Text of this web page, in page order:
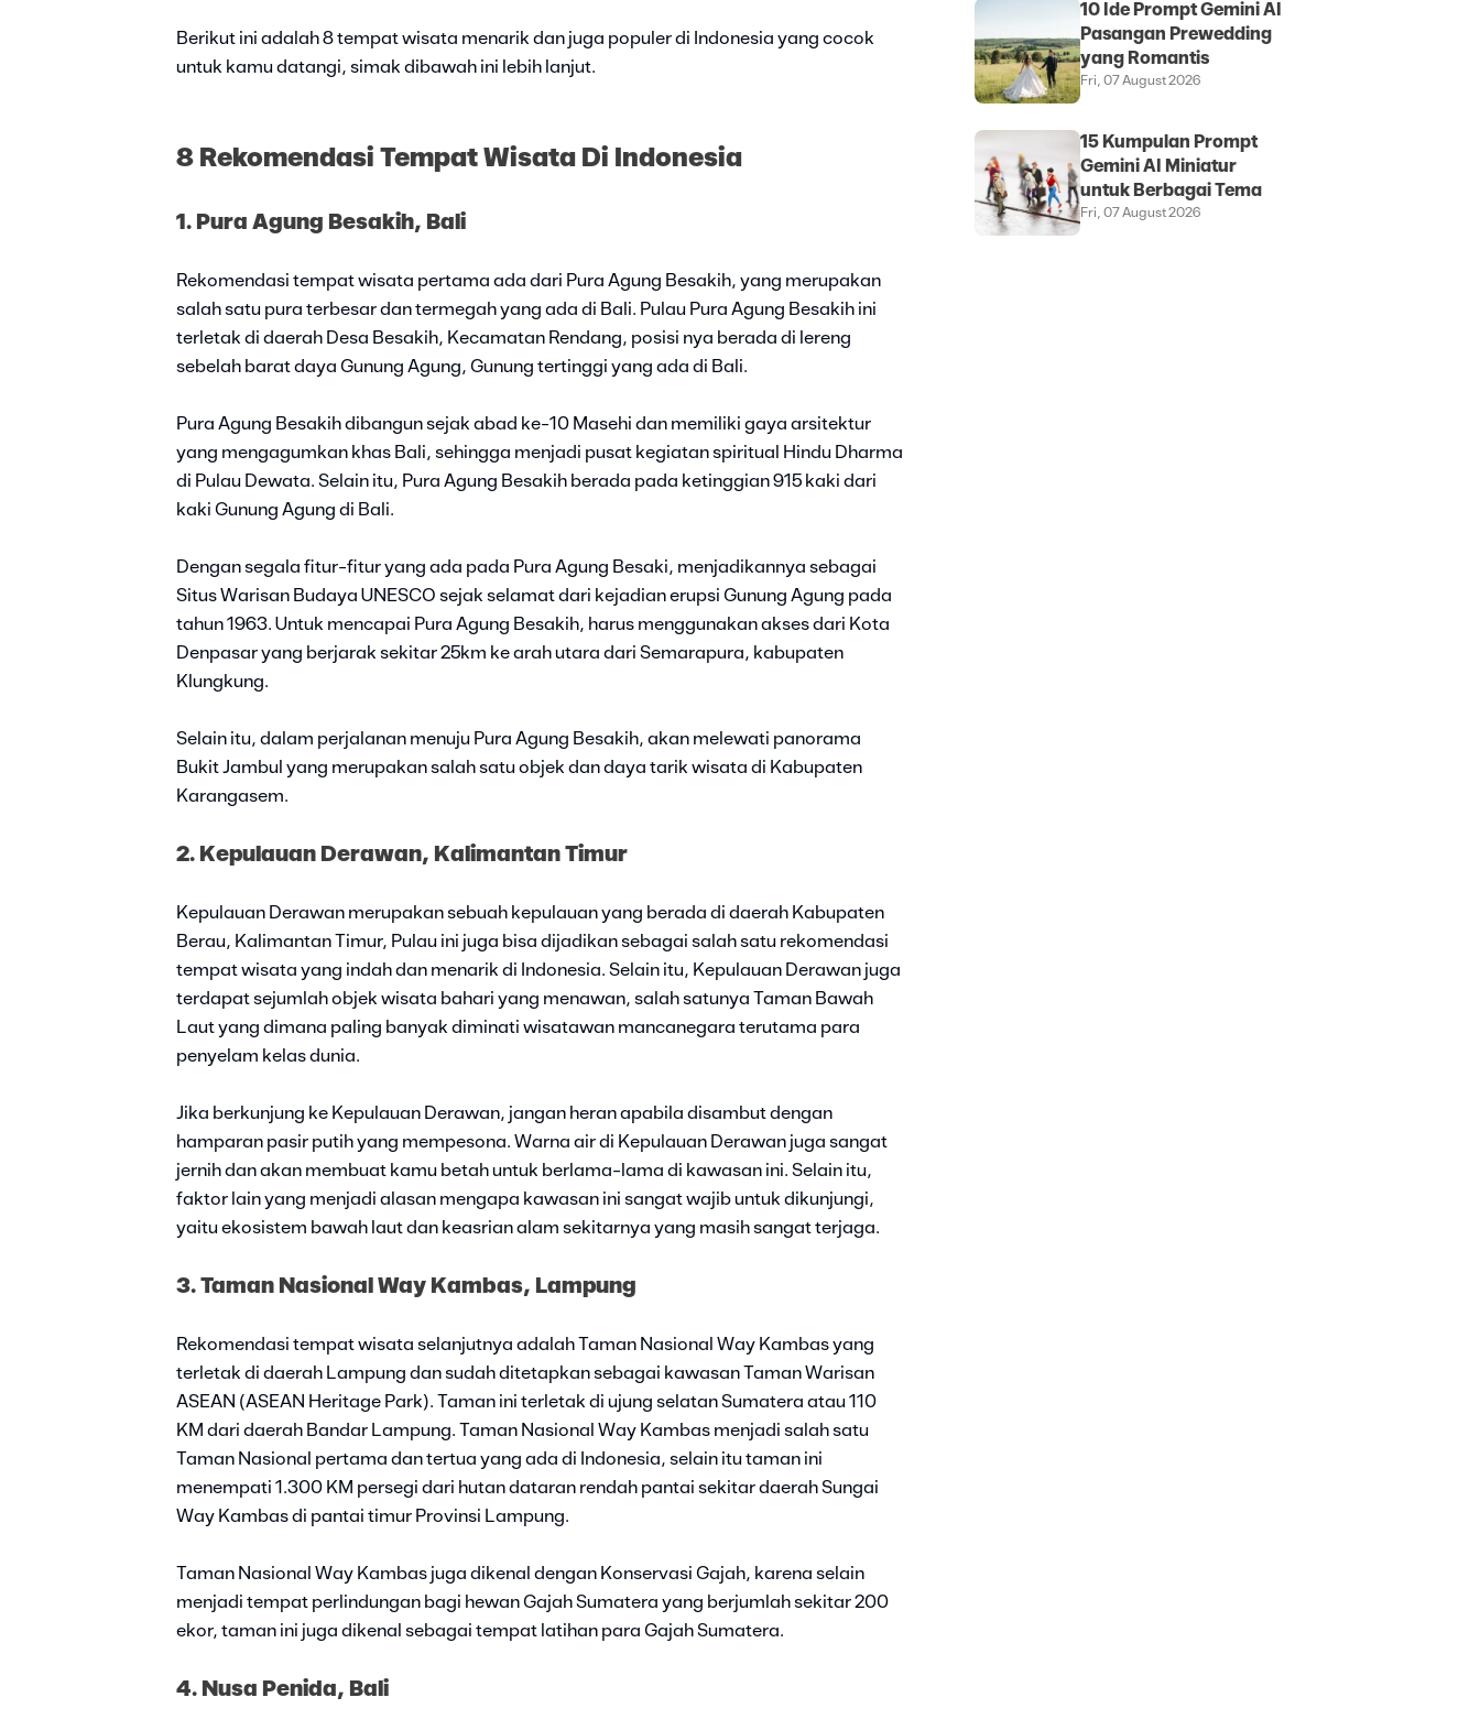
Berikut ini adalah 8 tempat wisata menarik dan juga populer di Indonesia yang cocok
untuk kamu datangi, simak dibawah ini lebih lanjut.
8 Rekomendasi Tempat Wisata Di Indonesia
1. Pura Agung Besakih, Bali
Rekomendasi tempat wisata pertama ada dari Pura Agung Besakih, yang merupakan
salah satu pura terbesar dan termegah yang ada di Bali. Pulau Pura Agung Besakih ini
terletak di daerah Desa Besakih, Kecamatan Rendang, posisi nya berada di lereng
sebelah barat daya Gunung Agung, Gunung tertinggi yang ada di Bali.
Pura Agung Besakih dibangun sejak abad ke-10 Masehi dan memiliki gaya arsitektur
yang mengagumkan khas Bali, sehingga menjadi pusat kegiatan spiritual Hindu Dharma
di Pulau Dewata. Selain itu, Pura Agung Besakih berada pada ketinggian 915 kaki dari
kaki Gunung Agung di Bali.
Dengan segala fitur-fitur yang ada pada Pura Agung Besaki, menjadikannya sebagai
Situs Warisan Budaya UNESCO sejak selamat dari kejadian erupsi Gunung Agung pada
tahun 1963. Untuk mencapai Pura Agung Besakih, harus menggunakan akses dari Kota
Denpasar yang berjarak sekitar 25km ke arah utara dari Semarapura, kabupaten
Klungkung.
Selain itu, dalam perjalanan menuju Pura Agung Besakih, akan melewati panorama
Bukit Jambul yang merupakan salah satu objek dan daya tarik wisata di Kabupaten
Karangasem.
2. Kepulauan Derawan, Kalimantan Timur
Kepulauan Derawan merupakan sebuah kepulauan yang berada di daerah Kabupaten
Berau, Kalimantan Timur, Pulau ini juga bisa dijadikan sebagai salah satu rekomendasi
tempat wisata yang indah dan menarik di Indonesia. Selain itu, Kepulauan Derawan juga
terdapat sejumlah objek wisata bahari yang menawan, salah satunya Taman Bawah
Laut yang dimana paling banyak diminati wisatawan mancanegara terutama para
penyelam kelas dunia.
Jika berkunjung ke Kepulauan Derawan, jangan heran apabila disambut dengan
hamparan pasir putih yang mempesona. Warna air di Kepulauan Derawan juga sangat
jernih dan akan membuat kamu betah untuk berlama-lama di kawasan ini. Selain itu,
faktor lain yang menjadi alasan mengapa kawasan ini sangat wajib untuk dikunjungi,
yaitu ekosistem bawah laut dan keasrian alam sekitarnya yang masih sangat terjaga.
3. Taman Nasional Way Kambas, Lampung
Rekomendasi tempat wisata selanjutnya adalah Taman Nasional Way Kambas yang
terletak di daerah Lampung dan sudah ditetapkan sebagai kawasan Taman Warisan
ASEAN (ASEAN Heritage Park). Taman ini terletak di ujung selatan Sumatera atau 110
KM dari daerah Bandar Lampung. Taman Nasional Way Kambas menjadi salah satu
Taman Nasional pertama dan tertua yang ada di Indonesia, selain itu taman ini
menempati 1.300 KM persegi dari hutan dataran rendah pantai sekitar daerah Sungai
Way Kambas di pantai timur Provinsi Lampung.
Taman Nasional Way Kambas juga dikenal dengan Konservasi Gajah, karena selain
menjadi tempat perlindungan bagi hewan Gajah Sumatera yang berjumlah sekitar 200
ekor, taman ini juga dikenal sebagai tempat latihan para Gajah Sumatera.
4. Nusa Penida, Bali
10 Ide Prompt Gemini AI
Pasangan Prewedding
yang Romantis
Fri, 07 August 2026
15 Kumpulan Prompt
Gemini AI Miniatur
untuk Berbagai Tema
Fri, 07 August 2026